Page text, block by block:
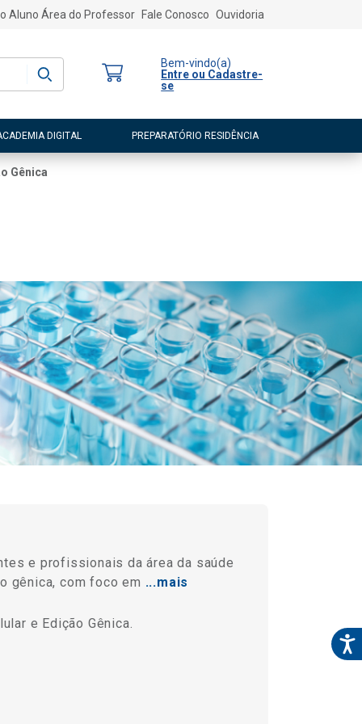
Aluno Área do Professor Fale Conosco Ouvidoria
Bem-vindo(a)
Entre ou Cadastre-
se
DIGITAL PREPARATÓRIO RESIDÊNCIA
Gênica
e profissionais da área da saúde
gênica, com foco em ...mais
e Edição Gênica.